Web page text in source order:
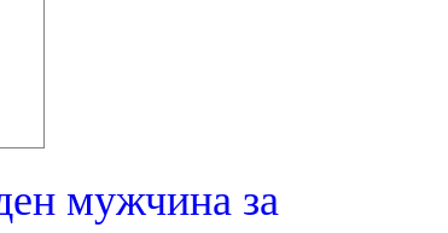
мужчина за